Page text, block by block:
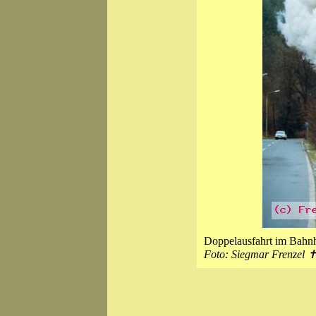
Doppelausfahrt im
Foto: Siegmar Frenzel ✝